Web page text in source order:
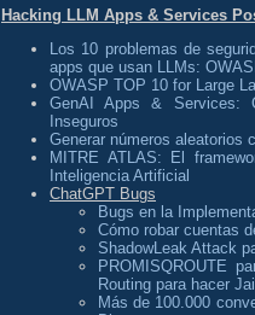
Hacking LLM Apps & Services
Los 10 problemas de
apps que usan LLMs:
OWASP TOP 10 for Large
GenAI Apps & Services:
Inseguros
Generar números aleatorios
MITRE ATLAS: El
Inteligencia Artificial
ChatGPT Bugs
Bugs en la
Cómo robar cuentas
ShadowLeak Attack
PROMISQROUTE
Routing para hacer
Más de 100.000